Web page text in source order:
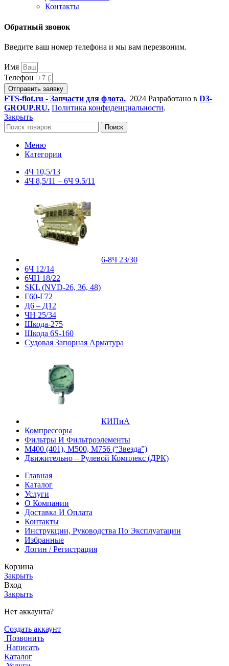
Контакты
Обратный звонок
Введите ваш номер телефона и мы вам перезвоним.
Имя
Телефон
Отправить заявку
FTS-flot.ru - Запчасти для флота. 2024 Разработано в D3-
GROUP.RU. Политика конфиденциальности.
Закрыть
Поиск
Меню
Категории
4Ч 10,5/13
4Ч 8,5/11 – 6Ч 9.5/11
6-8Ч 23/30
6Ч 12/14
6ЧН 18/22
SKL (NVD-26, 36, 48)
Г60-Г72
Д6 – Д12
ЧН 25/34
Шкода-275
Шкода 6S-160
Судовая Запорная Арматура
КИПиА
Компрессоры
Фильтры И Фильтроэлементы
М400 (401), М500, М756 (“Звезда”)
Движительно – Рулевой Комплекс (ДРК)
Главная
Каталог
Услуги
О Компании
Доставка И Оплата
Контакты
Инструкции, Руководства По Эксплуатации
Избранные
Логин / Регистрация
Корзина
Закрыть
Вход
Закрыть
Нет аккаунта?
Создать аккаунт
Позвонить
Написать
Каталог